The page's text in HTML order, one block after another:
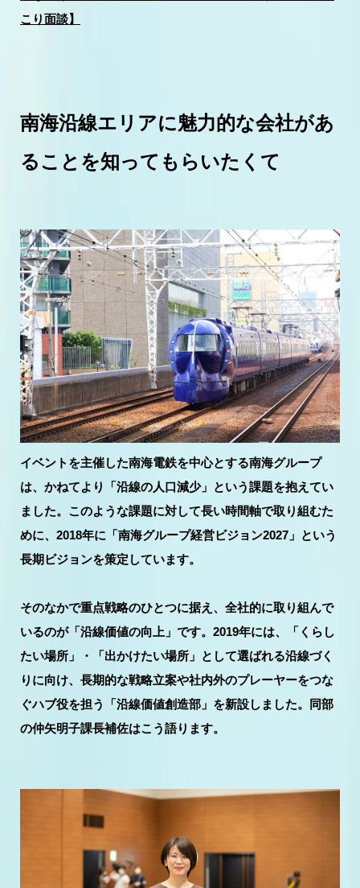
こり面談】
南海沿線エリアに魅力的な会社があ
ることを知ってもらいたくて
イベントを主催した南海電鉄を中心とする南海グループ
は、かねてより「沿線の人口減少」という課題を抱えてい
ました。このような課題に対して長い時間軸で取り組むた
めに、2018年に「南海グループ経営ビジョン2027」という
長期ビジョンを策定しています。
そのなかで重点戦略のひとつに据え、全社的に取り組んで
いるのが「沿線価値の向上」です。2019年には、「くらし
たい場所」・「出かけたい場所」として選ばれる沿線づく
りに向け、長期的な戦略立案や社内外のプレーヤーをつな
ぐハブ役を担う「沿線価値創造部」を新設しました。同部
の仲矢明子課長補佐はこう語ります。